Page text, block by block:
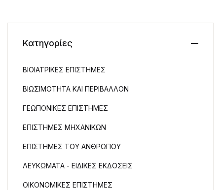
Κατηγορίες
ΒΙΟΙΑΤΡΙΚΕΣ ΕΠΙΣΤΗΜΕΣ
ΒΙΩΣΙΜΟΤΗΤΑ ΚΑΙ ΠΕΡΙΒΑΛΛΟΝ
ΓΕΩΠΟΝΙΚΕΣ ΕΠΙΣΤΗΜΕΣ
ΕΠΙΣΤΗΜΕΣ ΜΗΧΑΝΙΚΩΝ
ΕΠΙΣΤΗΜΕΣ ΤΟΥ ΑΝΘΡΩΠΟΥ
ΛΕΥΚΩΜΑΤΑ - ΕΙΔΙΚΕΣ ΕΚΔΟΣΕΙΣ
ΟΙΚΟΝΟΜΙΚΕΣ ΕΠΙΣΤΗΜΕΣ